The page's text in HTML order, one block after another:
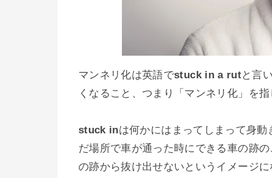
マンネリ化は英語でstuck in a rutと言
くなること、つまり「マンネリ化」を指
stuck inは何かにはまってしまって身動
だ場所で車が通った時にできる車の跡
の跡から抜け出せないというイメージに